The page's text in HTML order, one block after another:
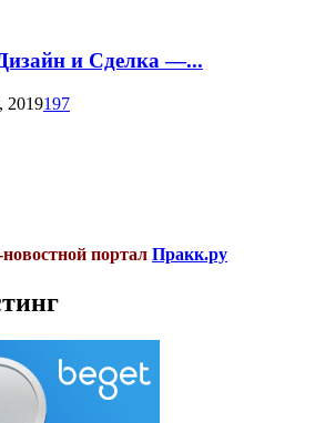
и Сделка —...
2019197
портал Пракк.ру